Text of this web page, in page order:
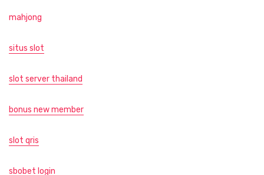
mahjong
situs slot
slot server thailand
bonus new member
slot qris
sbobet login